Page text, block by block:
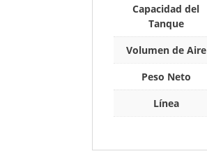
Capacidad del
Tanque
Volumen de Aire
Peso Neto
Línea